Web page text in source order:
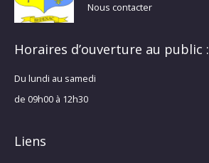
Nous contacter
Horaires d’ouverture au public :
Du lundi au samedi
de 09h00 à 12h30
Liens